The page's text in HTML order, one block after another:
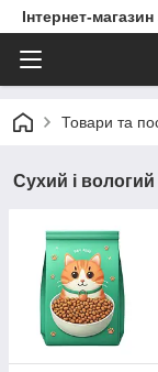
Інтернет-
Товари та
Сухий і